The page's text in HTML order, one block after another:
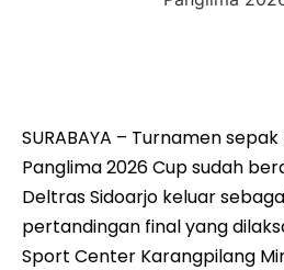
SURABAYA – Turnamen
Panglima 2026 Cup sudah
Deltras Sidoarjo keluar
pertandingan final yang
Sport Center Karangpilang